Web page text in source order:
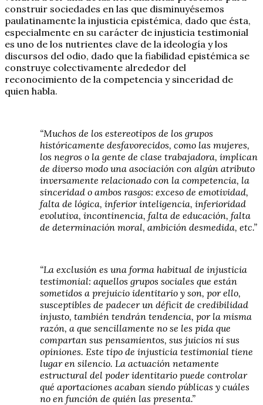
construir sociedades en las que disminuyésemos
paulatinamente la injusticia epistémica, dado que ésta,
especialmente en su carácter de injusticia testimonial
es uno de los nutrientes clave de la ideología y los
discursos del odio, dado que la fiabilidad epistémica se
construye colectivamente alrededor del
reconocimiento de la competencia y sinceridad de
quien habla.
“Muchos de los estereotipos de los grupos
históricamente desfavorecidos, como las mujeres,
los negros o la gente de clase trabajadora, implican
de diverso modo una asociación con algún atributo
inversamente relacionado con la competencia, la
sinceridad o ambos rasgos: exceso de emotividad,
falta de lógica, inferior inteligencia, inferioridad
evolutiva, incontinencia, falta de educación, falta
de determinación moral, ambición desmedida, etc.”
“La exclusión es una forma habitual de injusticia
testimonial: aquellos grupos sociales que están
sometidos a prejuicio identitario y son, por ello,
susceptibles de padecer un déficit de credibilidad
injusto, también tendrán tendencia, por la misma
razón, a que sencillamente no se les pida que
compartan sus pensamientos, sus juicios ni sus
opiniones. Este tipo de injusticia testimonial tiene
lugar en silencio. La actuación netamente
estructural del poder identitario puede controlar
qué aportaciones acaban siendo públicas y cuáles
no en función de quién las presenta.”